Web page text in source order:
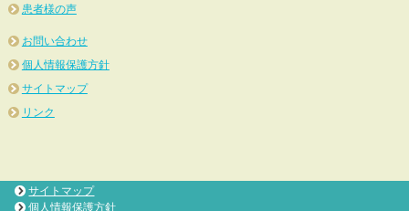
患者様の声
お問い合わせ
個人情報保護方針
サイトマップ
リンク
サイトマップ
個人情報保護方針